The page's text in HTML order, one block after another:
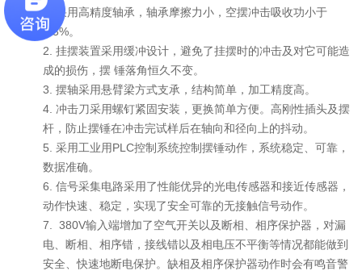
1. 采用高精度轴承，轴承摩擦力小，空摆冲击吸收功小于
0.3%。
2. 挂摆装置采用缓冲设计，避免了挂摆时的冲击及对它可能造
成的损伤，摆 锤落角恒久不变。
3. 摆轴采用悬臂梁方式支承，结构简单，加工精度高。
4. 冲击刀采用螺钉紧固安装，更换简单方便。高刚性插头及摆
杆，防止摆锤在冲击完试样后在轴向和径向上的抖动。
5. 采用工业用PLC控制系统控制摆锤动作，系统稳定、可靠，
数据准确。
6. 信号采集电路采用了性能优异的光电传感器和接近传感器，
动作快速、稳定，实现了安全可靠的无接触信号动作。
7. 380V输入端增加了空气开关以及断相、相序保护器，对漏
电、断相、相序错，接线错以及相电压不平衡等情况都能做到
安全、快速地断电保护。缺相及相序保护器动作时会有鸣音警